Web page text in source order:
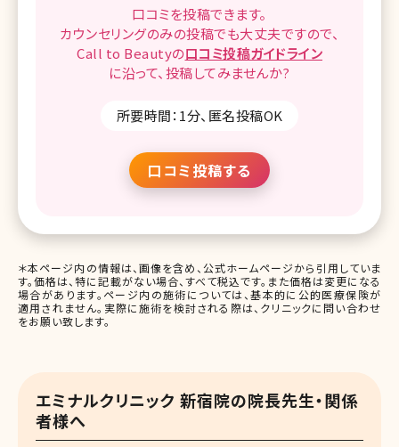
口コミを投稿できます。
カウンセリングのみの投稿でも大丈夫ですので、
Call to Beautyの口コミ投稿ガイドライン
に沿って、 投稿してみませんか?
所要時間：1分、匿名投稿OK
口コミ投稿する
＊本ページ内の情報は、画像を含め、公式ホームページから引用していま
す。価格は、特に記載がない場合、すべて税込です。また価格は変更になる
場合があります。ページ内の施術については、基本的に公的医療保険が
適用されません。実際に施術を検討される際は、クリニックに問い合わせ
をお願い致します。
エミナルクリニック 新宿院の院長先生・関係
者様へ